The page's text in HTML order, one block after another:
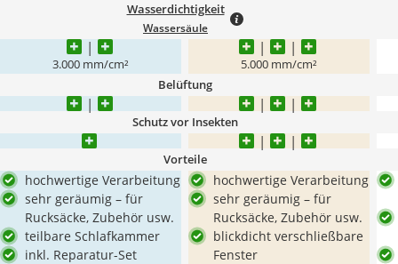
Wasserdichtigkeit
Wassersäule
3.000 mm/cm² 5.000 mm/cm²
Belüftung
Schutz vor Insekten
Vorteile
hochwertige Verarbeitung
sehr geräumig – für
Rucksäcke, Zubehör usw.
teilbare Schlafkammer
inkl. Reparatur-Set
hochwertige Verarbeitung
sehr geräumig – für
Rucksäcke, Zubehör usw.
blickdicht verschließbare
Fenster